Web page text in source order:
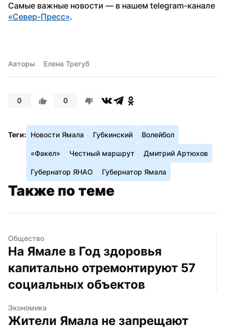
«Север-Пресс».
Авторы Елена Трегуб
0 0
Теги: Новости Ямала Губкинский Волейбол
«Факел» Честный маршрут Дмитрий Артюхов
Губернатор ЯНАО Губернатор Ямала
Также по теме
Общество
На Ямале в Год здоровья
капитально отремонтируют 57
социальных объектов
Экономика
Жители Ямала не запрещают